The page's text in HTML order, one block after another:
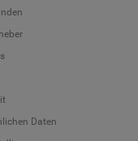
Daten
Deutsch